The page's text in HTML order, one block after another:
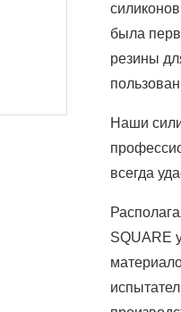
была
резины
Наши
всегда
SQUARE